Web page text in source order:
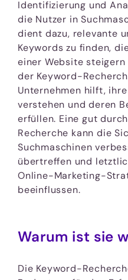
Identifizierung und
die Nutzer in
dient dazu, relevante
Keywords zu finden,
einer Website steigern
der Keyword-
Unternehmen hilft,
verstehen und deren
erfüllen. Eine gut
Recherche kann die
Suchmaschinen
übertreffen und
Online-Marketing-
beeinflussen.
Warum ist sie
Die Keyword-